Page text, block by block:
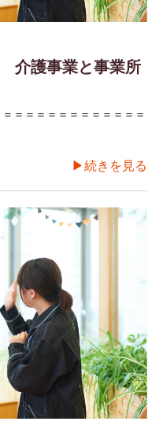
介護事業と事業所
＝＝＝＝＝＝＝＝＝＝＝＝
▶続きを見る